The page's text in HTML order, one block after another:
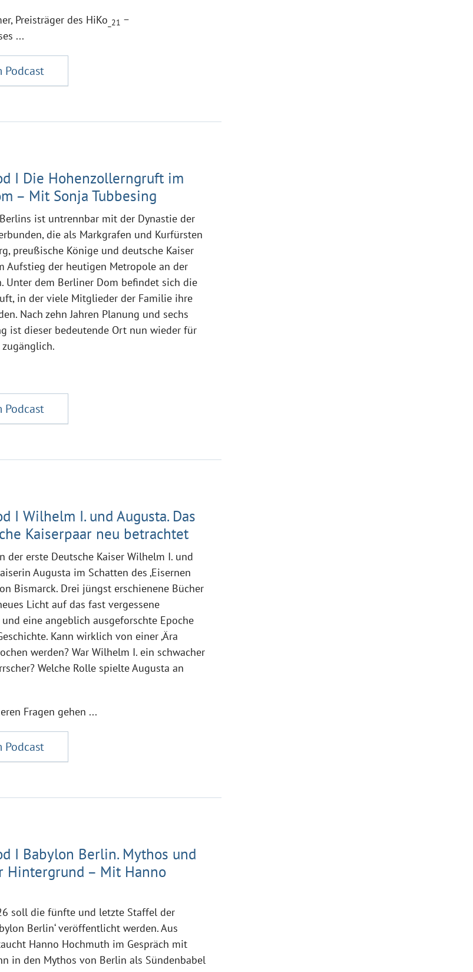
Preisträger des HiKo _21 −
...
Podcast
I Die Hohenzollerngruft im
– Mit Sonja Tubbesing
ist untrennbar mit der Dynastie der
die als Markgrafen und Kurfürsten
preußische Könige und deutsche Kaiser
Aufstieg der heutigen Metropole an der
Unter dem Berliner Dom befindet sich die
in der viele Mitglieder der Familie ihre
Nach zehn Jahren Planung und sechs
ist dieser bedeutende Ort nun wieder für
Podcast
I Wilhelm I. und Augusta. Das
Kaiserpaar neu betrachtet
der erste Deutsche Kaiser Wilhelm I. und
Augusta im Schatten des ‚Eisernen
Bismarck. Drei jüngst erschienene Bücher
Licht auf das fast vergessene
eine angeblich ausgeforschte Epoche
Kann wirklich von einer ‚Ära
werden? War Wilhelm I. ein schwacher
Welche Rolle spielte Augusta an
Fragen gehen ...
Podcast
I Babylon Berlin. Mythos und
Hintergrund – Mit Hanno
soll die fünfte und letzte Staffel der
Berlin‘ veröffentlicht werden. Aus
Hanno Hochmuth im Gespräch mit
in den Mythos von Berlin als Sündenbabel